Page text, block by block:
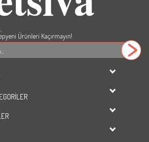
Ürünleri Kaçırmayın!